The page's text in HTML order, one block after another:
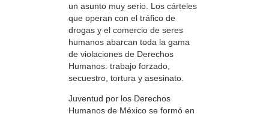
un asunto muy serio. Los cárteles
que operan con el tráfico de
drogas y el comercio de seres
humanos abarcan toda la gama
de violaciones de Derechos
Humanos: trabajo forzado,
secuestro, tortura y asesinato.
Juventud por los Derechos
Humanos de México se formó en